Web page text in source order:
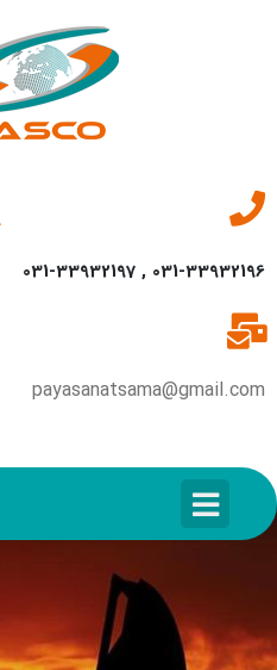
031-33932196 , 031-33932197
payasanatsama@gmail.com